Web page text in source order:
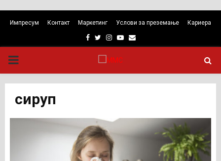
Импресум Контакт Маркетинг Услови за преземање Кариера
Facebook
TwitterInstagram
Youtube
Email
PRIMARY
MENU
сируп